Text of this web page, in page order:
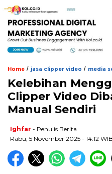
Home / jasa clipper video / media
Kelebihan
Clipper Video
Manual Sendiri
Ighfar - Penulis Berita
Rabu, 5 November 2025 - 14:12 WIB